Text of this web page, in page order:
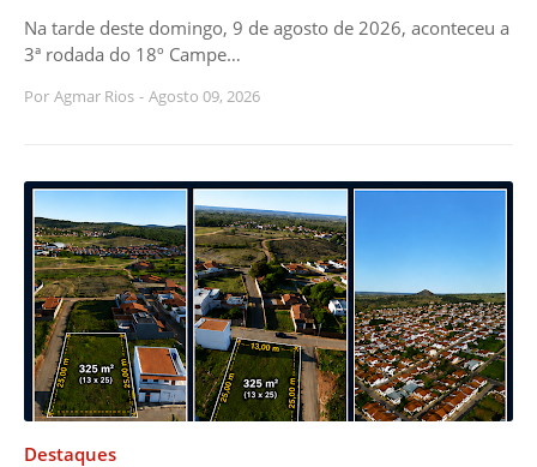
Na tarde deste domingo, 9 de agosto de 2026, aconteceu a
3ª rodada do 18º Campe…
Por Agmar Rios - Agosto 09, 2026
Destaques